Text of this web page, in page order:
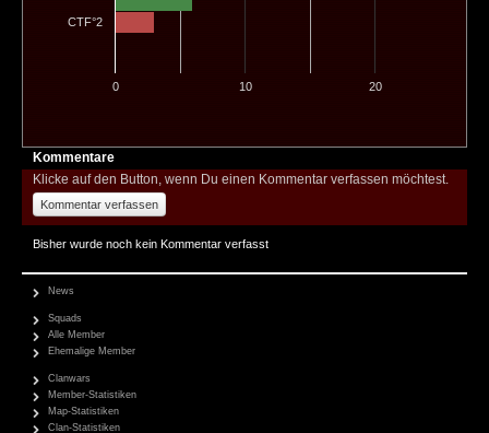
0 10 20
CTF°2
Kommentare
Klicke auf den Button, wenn Du einen Kommentar verfassen möchtest.
Kommentar verfassen
Bisher wurde noch kein Kommentar verfasst
News
Squads
Alle Member
Ehemalige Member
Clanwars
Member-Statistiken
Map-Statistiken
Clan-Statistiken